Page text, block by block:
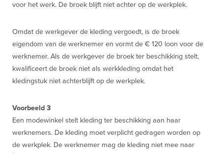
voor het werk. De broek blijft niet achter op de werkplek.
Omdat de werkgever de kleding vergoedt, is de broek
eigendom van de werknemer en vormt de € 120 loon voor de
werknemer. Als de werkgever de broek ter beschikking stelt,
kwalificeert de broek niet als werkkleding omdat het
kledingstuk niet achterblijft op de werkplek.
Voorbeeld 3
Een modewinkel stelt kleding ter beschikking aan haar
werknemers. De kleding moet verplicht gedragen worden op
de werkplek. De werknemer mag de kleding niet mee naar